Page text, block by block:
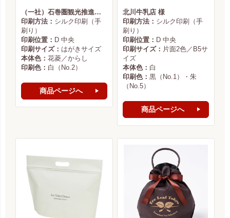
（一社）石巻圏観光推進機構様
印刷方法： シルク印刷（手
刷り）
印刷位置： D 中央
印刷サイズ： はがきサイズ
本体色： 花菱／からし
印刷色： 白（No.2）
商品ページへ
北川牛乳店 様
印刷方法： シルク印刷（手
刷り）
印刷位置： D 中央
印刷サイズ： 片面2色／B5サ
イズ
本体色： 白
印刷色： 黒（No.1）・朱
（No.5）
商品ページへ